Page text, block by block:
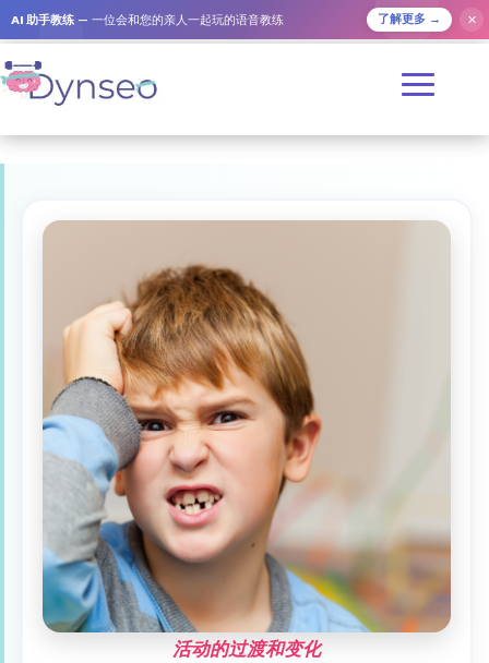
AI 助手教练 — 一位会和您的亲人一起玩的语音教练 了解更多 → ✕
活动的过渡和变化